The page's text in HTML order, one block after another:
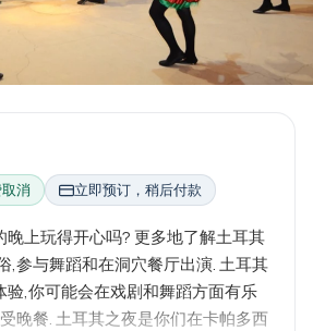
消 立即预订，稍后付款
上玩得开心吗? 更多地了解土耳其
,参与舞蹈和在洞穴餐厅出演. 土耳其
验,你可能会在戏剧和舞蹈方面有乐
晚餐. 土耳其之夜是你们在卡帕多西